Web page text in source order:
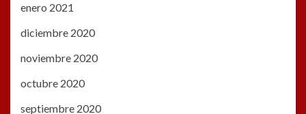
enero 2021
diciembre 2020
noviembre 2020
octubre 2020
septiembre 2020